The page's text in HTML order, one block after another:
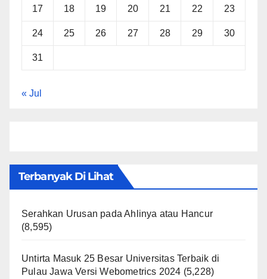
17 18 19 20 21 22 23
24 25 26 27 28 29 30
31
« Jul
Terbanyak Di Lihat
Serahkan Urusan pada Ahlinya atau Hancur
(8,595)
Untirta Masuk 25 Besar Universitas Terbaik di
Pulau Jawa Versi Webometrics 2024 (5,228)